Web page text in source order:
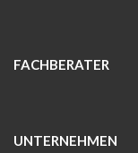
FACHBERATER
UNTERNEHMEN